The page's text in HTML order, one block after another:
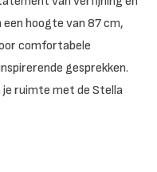
hoogte van 87 cm,
comfortabele
gesprekken.
je ruimte met de Stella